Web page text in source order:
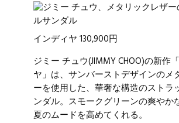
インディヤ 130,900円
ジミー チュウ(JIMMY CHOO)の新作
ヤ」は、サンバーストデザインのメ
ーを使用した、華奢な構造のストラ
ンダル。スモークグリーンの爽やか
夏のムードを高めてくれる。